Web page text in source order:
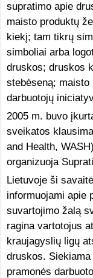
supratimo apie
maisto produktų
kiekį; tam tikrų
simboliai arba
druskos; druskos
stebėseną;
darbuotojų
2005 m. buvo
sveikatos
and Health,
organizuoja
Lietuvoje ši
informuojami apie
suvartojimo žalą
ragina vartotojus
kraujagyslių ligų
druskos.
pramonės